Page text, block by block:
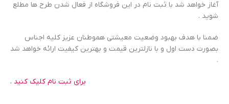
آغاز خواهد شد با ثبت نام در این فروشگاه از فعال شدن طرح ها مطلع
شوید .
ضمنا با هدف بهبود وضعیت معیشتی هموطنان عزیز کلیه اجناس
بصورت دست اول و با نازلترین قیمت و بهترین کیفیت ارائه خواهد شد
.
برای ثبت نام کلیک کنید .